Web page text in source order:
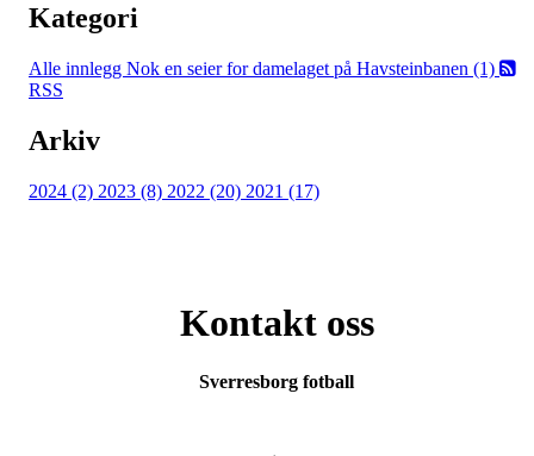
Kategori
Alle innlegg Nok en seier for damelaget på Havsteinbanen (1)
RSS
Arkiv
2024 (2) 2023 (8) 2022 (20) 2021 (17)
Kontakt oss
Sverresborg fotball